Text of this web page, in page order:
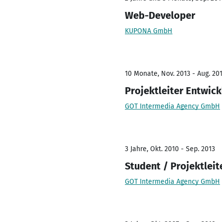
Web-Developer
KUPONA GmbH
10 Monate, Nov. 2013 - Aug.
Projektleiter
GOT Intermedia Agency GmbH
3 Jahre, Okt. 2010 - Sep. 2013
Student /
GOT Intermedia Agency GmbH